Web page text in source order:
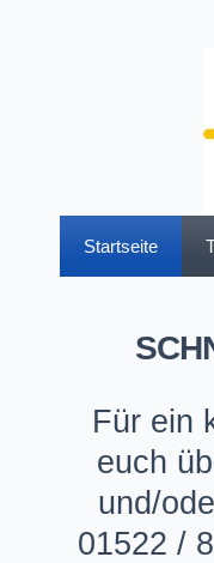
Startseite
Für ein
euch
und/
01522 /